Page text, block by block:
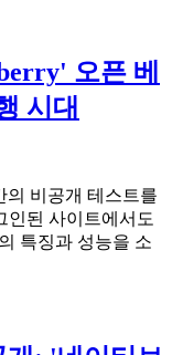
오픈 베
시대
의 비공개 테스트를
인된 사이트에서도
특징과 성능을 소